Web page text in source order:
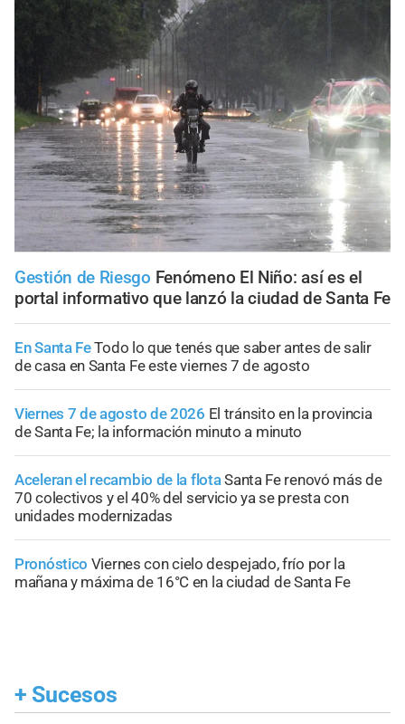
Gestión de Riesgo Fenómeno El Niño: así es el
portal informativo que lanzó la ciudad de Santa Fe
En Santa FeTodo lo que tenés que saber antes de salir
de casa en Santa Fe este viernes 7 de agosto
Viernes 7 de agosto de 2026 El tránsito en la provincia
de Santa Fe; la información minuto a minuto
Aceleran el recambio de la flotaSanta Fe renovó más de
70 colectivos y el 40% del servicio ya se presta con
unidades modernizadas
Pronóstico Viernes con cielo despejado, frío por la
mañana y máxima de 16°C en la ciudad de Santa Fe
+ Sucesos